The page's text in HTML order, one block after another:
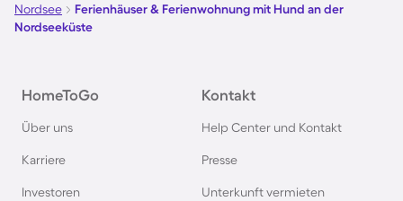
Ferienhäuser & Ferienwohnung mit Hund auf
Ferienhäuser & Ferienwohnung mit Hund am
Ferienhäuser & Ferienwohnung mit Hund auf
Rügen
Nordsee
Ferienhäuser & Ferienwohnung mit Hund an der
Nordseeküste
HomeToGo
Über uns
Karriere
Investoren
Kontakt
Help Center und Kontakt
Presse
Unterkunft vermieten